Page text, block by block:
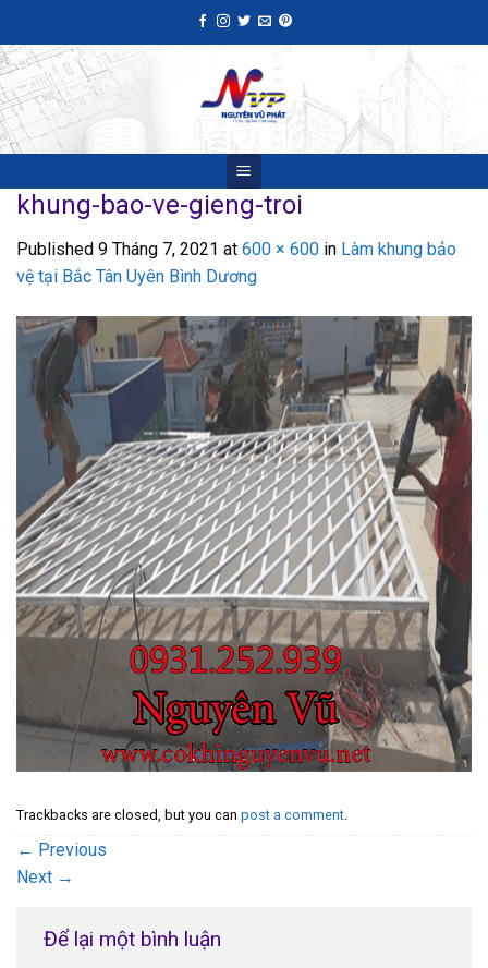
to
content
khung-bao-ve-gieng-troi
Published 9 Tháng 7, 2021 at 600 × 600 in Làm khung bảo
vệ tại Bắc Tân Uyên Bình Dương
Trackbacks are closed, but you can post a comment.
← Previous
Next →
Để lại một bình luận